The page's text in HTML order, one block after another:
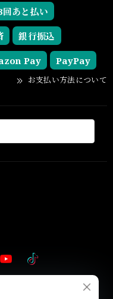
あと払い
銀行振込
Pay PayPay
お支払い方法について